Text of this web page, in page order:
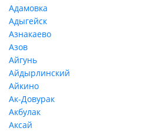
Адамовка
Адыгейск
Азнакаево
Азов
Айгунь
Айдырлинский
Айкино
Ак-Довурак
Акбулак
Аксай